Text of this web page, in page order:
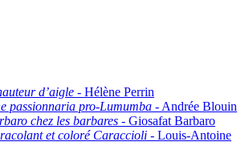
d’aigle - Hélène Perrin
passionnaria pro-Lumumba - Andrée Blouin
chez les barbares - Giosafat Barbaro
et coloré Caraccioli - Louis-Antoine